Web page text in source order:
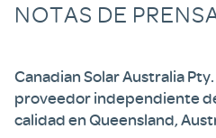
NOTAS DE
Canadian Solar Australia
proveedor independiente
calidad en Queensland,